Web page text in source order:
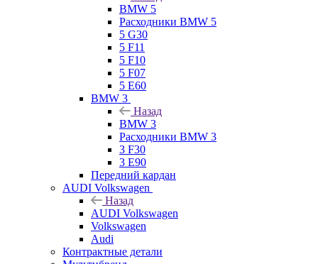
BMW 5
Расходники BMW 5
5 G30
5 F11
5 F10
5 F07
5 E60
BMW 3
Назад
BMW 3
Расходники BMW 3
3 F30
3 E90
Передний кардан
AUDI Volkswagen
Назад
AUDI Volkswagen
Volkswagen
Audi
Контрактные детали